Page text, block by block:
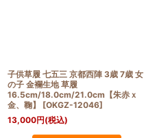
子供草履 七五三 京都西陣 3歳 7歳 女
の子 金襴生地 草履
16.5cm/18.0cm/21.0cm【朱赤ｘ
金、鞠】
[OKGZ-12046]
13,000円(税込)